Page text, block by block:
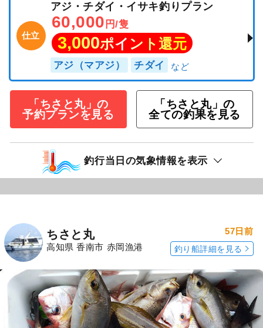
仕立
アジ・チダイ・イサキ釣りプラン
60,000 円/隻
3,000ポイント還元
アジ（マアジ） チダイ
「ちさと丸」の
予約プランを見る
「ちさと丸」の
全ての釣果を見る
釣行当日の気象情報を表示
ちさと丸
高知県 香南市 赤岡漁港
57日前
釣り船詳細を見る